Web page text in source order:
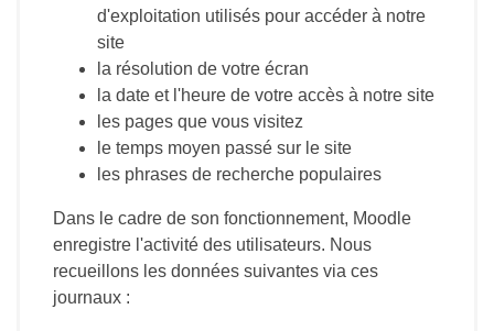
d'exploitation utilisés pour accéder à notre
site
la résolution de votre écran
la date et l'heure de votre accès à notre site
les pages que vous visitez
le temps moyen passé sur le site
les phrases de recherche populaires
Dans le cadre de son fonctionnement, Moodle
enregistre l'activité des utilisateurs. Nous
recueillons les données suivantes via ces
journaux :